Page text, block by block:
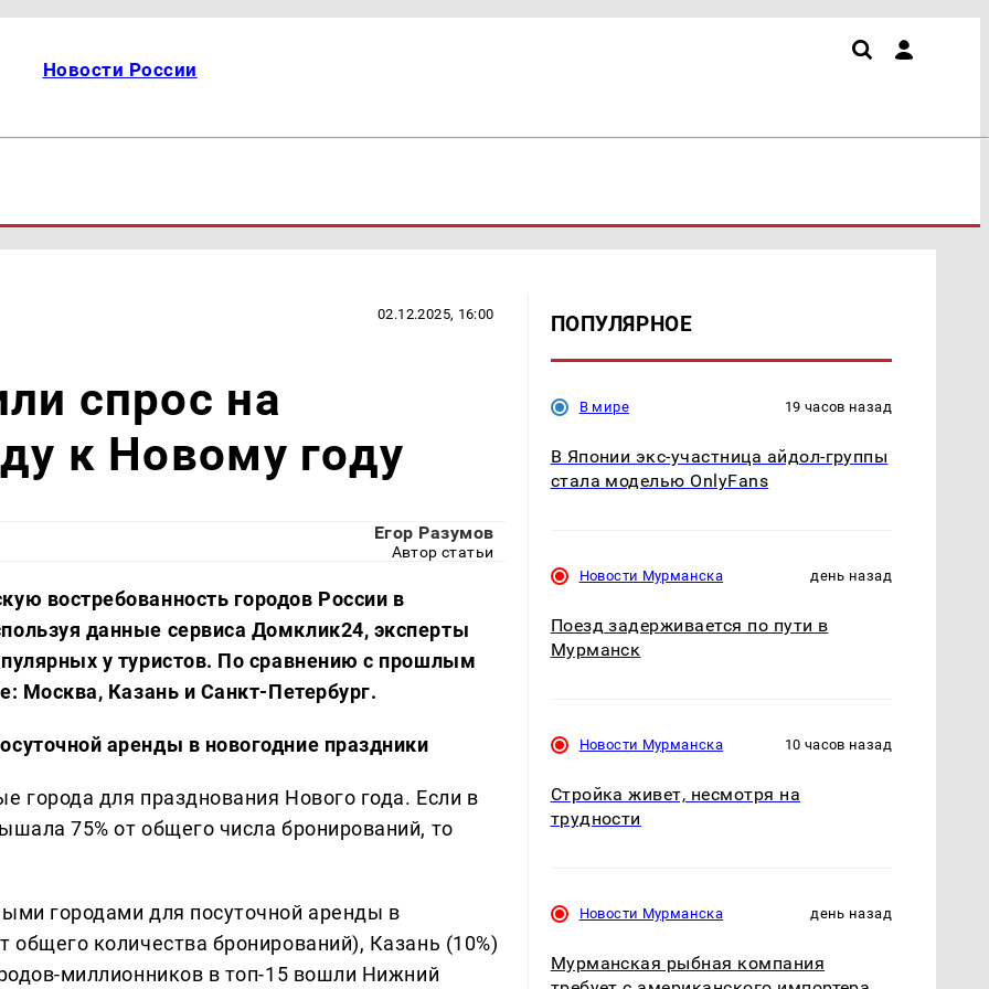
Новости России
02.12.2025, 16:00
спрос на
к Новому году
Егор Разумов
Автор статьи
востребованность городов России в
данные сервиса Домклик24, эксперты
у туристов. По сравнению с прошлым
Москва, Казань и Санкт-Петербург.
аренды в новогодние праздники
города для празднования Нового года. Если в
75% от общего числа бронирований, то
городами для посуточной аренды в
общего количества бронирований), Казань (10%)
миллионников в топ-15 вошли Нижний
ПОПУЛЯРНОЕ
В мире 19 часов назад
В Японии экс-участница айдол-группы
стала моделью OnlyFans
Новости Мурманска день назад
Поезд задерживается по пути в
Мурманск
Новости Мурманска 10 часов назад
Стройка живет, несмотря на
трудности
Новости Мурманска день назад
Мурманская рыбная компания